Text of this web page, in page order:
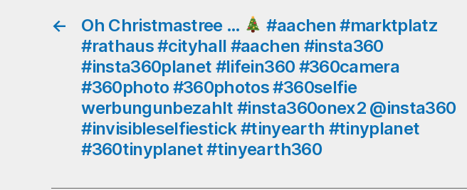
← Oh Christmastree …
#aachen #marktplatz
#rathaus #cityhall #aachen #insta360
#insta360planet #lifein360 #360camera
#360photo #360photos #360selfie
werbungunbezahlt #insta360onex2 @insta360
#invisibleselfiestick #tinyearth #tinyplanet
#360tinyplanet #tinyearth360